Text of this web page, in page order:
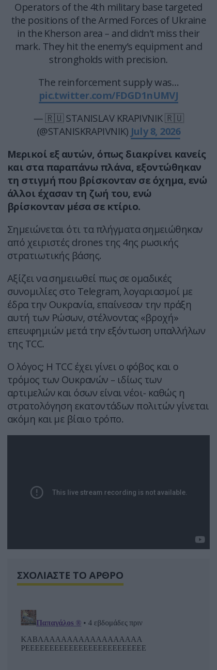
Operators of the 4th military base targeted
the positions of the Armed Forces of Ukraine
in the Kherson area – and didn’t miss their
mark. They hit the enemy’s equipment and
strongholds with precision.
The reinforcement supply was…
pic.twitter.com/FDGD1nUMVJ
— 🇷🇺 STANISLAV KRAPIVNIK 🇷🇺
(@STANISKRAPIVNIK) July 8, 2026
Mερικοί εξ αυτών, όπως διακρίνει κανείς
και στα παραπάνω πλάνα, εξοντώθηκαν
τη στιγμή που βρίσκονταν σε όχημα, ενώ
άλλοι έχασαν τη ζωή του, ενώ
βρίσκονταν μέσα σε κτίριο.
Σημειώνεται ότι τα πλήγματα σημειώθηκαν
από χειριστές drones της 4ης ρωσικής
στρατιωτικής βάσης.
Αξίζει να σημειωθεί πως σε ομαδικές
συνομιλίες στο Telegram, λογαριασμοί με
έδρα την Ουκρανία, επαίνεσαν την πράξη
αυτή των Ρώσων, στέλνοντας «βροχή»
επευφημιών μετά την εξόντωση υπαλλήλων
της TCC.
O λόγος; Η TCC έχει γίνει ο φόβος και ο
τρόμος των Ουκρανών – ιδίως των
αρτιμελών και όσων είναι νέοι- καθώς η
στρατολόγηση εκατοντάδων πολιτών γίνεται
ακόμη και με βίαιο τρόπο.
ΣΧΟΛΙΑΣΤΕ ΤΟ ΑΡΘΡΟ